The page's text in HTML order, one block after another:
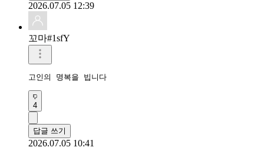
고인의 명복을 빕니다
답글 쓰기
2026.07.05 10:41